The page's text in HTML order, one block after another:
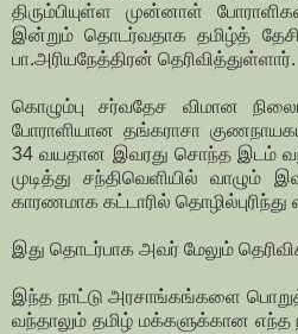
திரும்பியுள்ள முன்னாள்
இன்றும் தொடர்வதாக தமிழ்த்
பா.அரியநேத்திரன் தெரிவித்துள்ளார்.
கொழும்பு சர்வதேச விமான
போராளியான தங்கராசா
34 வயதான இவரது சொந்த இடம்
முடித்து சந்திவெளியில் வாழும்
காரணமாக கட்டாரில் தொழில்புரிந்து
இது தொடர்பாக அவர் மேலும்
இந்த நாட்டு அரசாங்கங்களை
வந்தாலும் தமிழ் மக்களுக்கான